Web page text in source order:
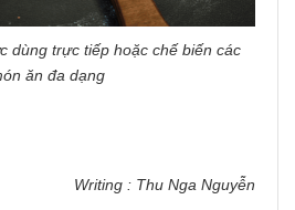
dùng trực tiếp hoặc chế biến các
ăn đa dạng
Writing : Thu Nga Nguyễn